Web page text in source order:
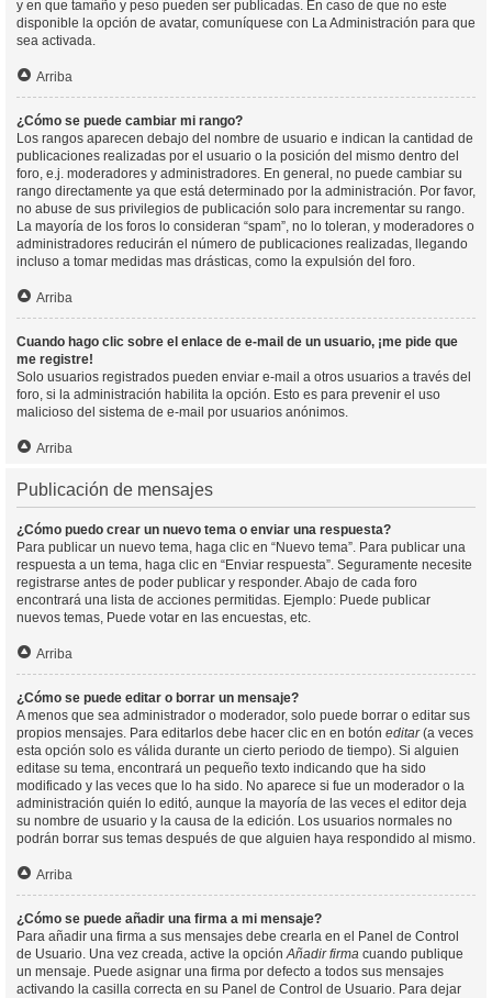
y en que tamaño y peso pueden ser publicadas. En caso de que no este
disponible la opción de avatar, comuníquese con La Administración para que
sea activada.
Arriba
¿Cómo se puede cambiar mi rango?
Los rangos aparecen debajo del nombre de usuario e indican la cantidad de
publicaciones realizadas por el usuario o la posición del mismo dentro del
foro, e.j. moderadores y administradores. En general, no puede cambiar su
rango directamente ya que está determinado por la administración. Por favor,
no abuse de sus privilegios de publicación solo para incrementar su rango.
La mayoría de los foros lo consideran “spam”, no lo toleran, y moderadores o
administradores reducirán el número de publicaciones realizadas, llegando
incluso a tomar medidas mas drásticas, como la expulsión del foro.
Arriba
Cuando hago clic sobre el enlace de e-mail de un usuario, ¡me pide que
me registre!
Solo usuarios registrados pueden enviar e-mail a otros usuarios a través del
foro, si la administración habilita la opción. Esto es para prevenir el uso
malicioso del sistema de e-mail por usuarios anónimos.
Arriba
Publicación de mensajes
¿Cómo puedo crear un nuevo tema o enviar una respuesta?
Para publicar un nuevo tema, haga clic en “Nuevo tema”. Para publicar una
respuesta a un tema, haga clic en “Enviar respuesta”. Seguramente necesite
registrarse antes de poder publicar y responder. Abajo de cada foro
encontrará una lista de acciones permitidas. Ejemplo: Puede publicar
nuevos temas, Puede votar en las encuestas, etc.
Arriba
¿Cómo se puede editar o borrar un mensaje?
A menos que sea administrador o moderador, solo puede borrar o editar sus
propios mensajes. Para editarlos debe hacer clic en en botón editar(a veces
esta opción solo es válida durante un cierto periodo de tiempo). Si alguien
editase su tema, encontrará un pequeño texto indicando que ha sido
modificado y las veces que lo ha sido. No aparece si fue un moderador o la
administración quién lo editó, aunque la mayoría de las veces el editor deja
su nombre de usuario y la causa de la edición. Los usuarios normales no
podrán borrar sus temas después de que alguien haya respondido al mismo.
Arriba
¿Cómo se puede añadir una firma a mi mensaje?
Para añadir una firma a sus mensajes debe crearla en el Panel de Control
de Usuario. Una vez creada, active la opciónAñadir firma cuando publique
un mensaje. Puede asignar una firma por defecto a todos sus mensajes
activando la casilla correcta en su Panel de Control de Usuario. Para dejar